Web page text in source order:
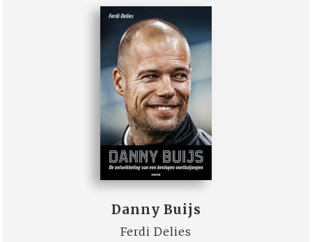
Danny Buijs
Ferdi Delies